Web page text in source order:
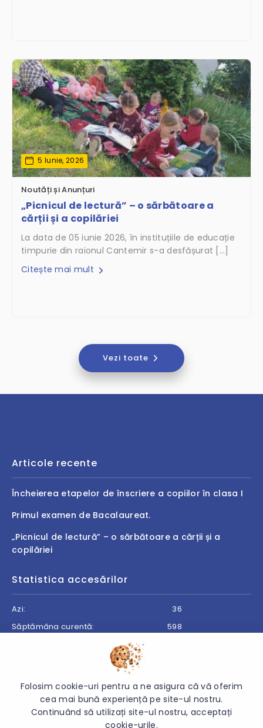
5 Iunie, 2026
Noutăți și Anunțuri
„Picnicul de lectură” – o sărbătoare a
cărții și a copilăriei
La data de 05 iunie 2026, în instituțiile de educație
timpurie din raionul Cantemir s-a desfășurat […]
Citește mai mult
Vezi toate
Articole recente
Încheierea etapelor de înscriere a copiilor în clasa I
Primul examen de Bacalaureat.
„Picnicul de lectură” – o sărbătoare a cărții și a
copilăriei
Statistica accesărilor
Azi:
36
Săptămâna curentă:
598
© 2026 Direcția Generală Învățământ Cantemir - Toate
Folosim cookie-uri pentru a ne asigura că vă oferim
cea mai bună experiență pe site-ul nostru.
Continuând să utilizați site-ul nostru, acceptați
cookie-urile.